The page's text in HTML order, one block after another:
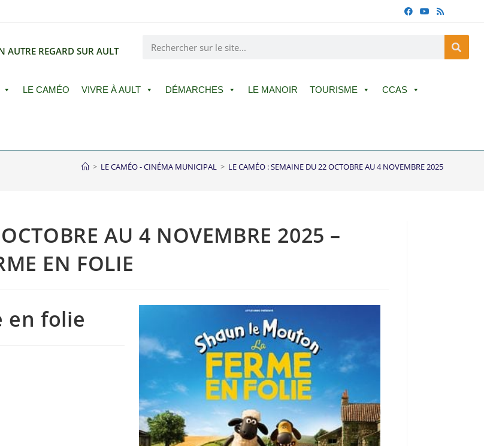
AUTRE REGARD SUR AULT
LE CAMÉO VIVRE À AULT DÉMARCHES LE MANOIR TOURISME CCAS
> LE CAMÉO - CINÉMA MUNICIPAL > LE CAMÉO : SEMAINE DU 22 OCTOBRE AU 4 NOVEMBRE 2025 – SHAUN
AU 4 NOVEMBRE 2025 –
EN FOLIE
en folie